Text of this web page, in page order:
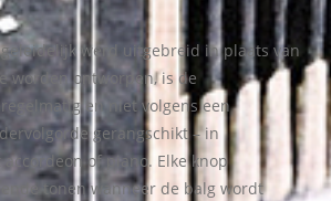
werd uitgebreid in plaats van
worden ontworpen, is de
en niet volgens een
gerangschikt – in
of piano. Elke knop
tonen wanneer de balg wordt